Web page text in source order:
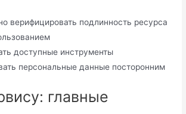
верифицировать подлинность ресурса
доступные инструменты
персональные данные посторонним
главные